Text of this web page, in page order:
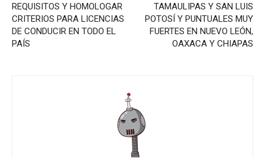
REQUISITOS Y HOMOLOGAR
CRITERIOS PARA LICENCIAS
DE CONDUCIR EN TODO EL
PAÍS
TAMAULIPAS Y SAN LUIS
POTOSÍ Y PUNTUALES MUY
FUERTES EN NUEVO LEÓN,
OAXACA Y CHIAPAS